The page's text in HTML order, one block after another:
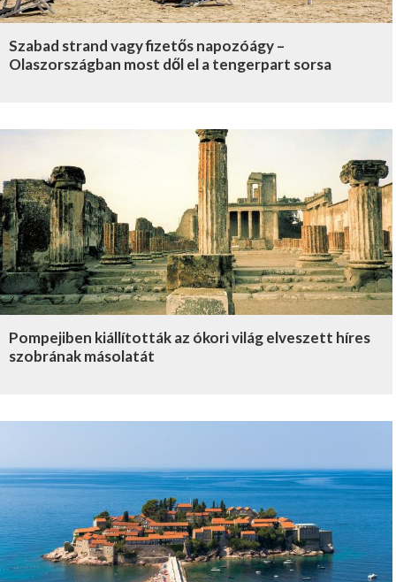
Szabad strand vagy fizetős napozóágy –
Olaszországban most dől el a tengerpart sorsa
Pompejiben kiállították az ókori világ elveszett híres
szobrának másolatát